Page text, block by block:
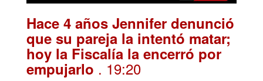
Hace 4 años Jennifer denunció
que su pareja la intentó matar;
hoy la Fiscalía la encerró por
empujarlo . 19:20